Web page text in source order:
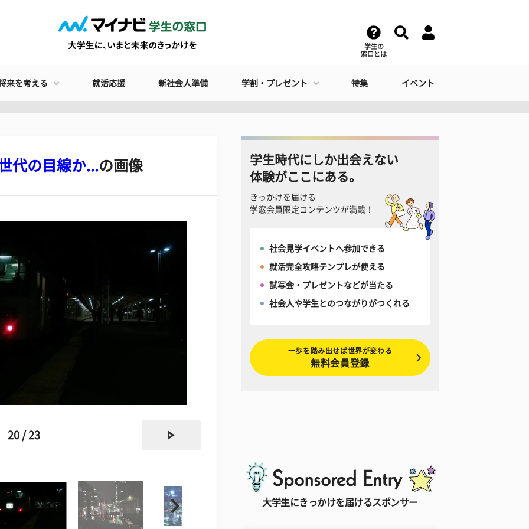
学生の
窓口とは
来を考える 就活応援 新社会人準備 学割・プレゼント 特集 イベント
代の目線か...の画像
20 / 23
学生時代にしか出会えない
体験がここにある。
きっかけを届ける
学窓会員限定コンテンツが満載！
社会見学イベントへ参加できる
就活完全攻略テンプレが使える
試写会・プレゼントなどが当たる
社会人や学生とのつながりがつくれる
一歩を踏み出せば世界が変わる
無料会員登録
大学生にきっかけを届けるスポンサー